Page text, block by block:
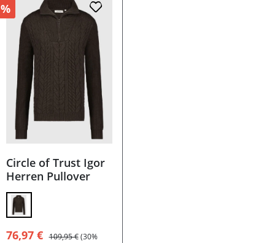
%
Circle of Trust Igor
Herren Pullover
Verkaufspreis:
76,97 € Regulärer Preis:
109,95 € (30%